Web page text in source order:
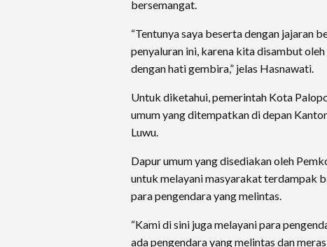
bersemangat.
“Tentunya saya beserta dengan jajaran
penyaluran ini, karena kita disambut
dengan hati gembira,” jelas Hasnawati.
Untuk diketahui, pemerintah Kota
umum yang ditempatkan di depan
Luwu.
Dapur umum yang disediakan oleh
untuk melayani masyarakat terdampak
para pengendara yang melintas.
“Kami di sini juga melayani para
ada pengendara yang melintas dan